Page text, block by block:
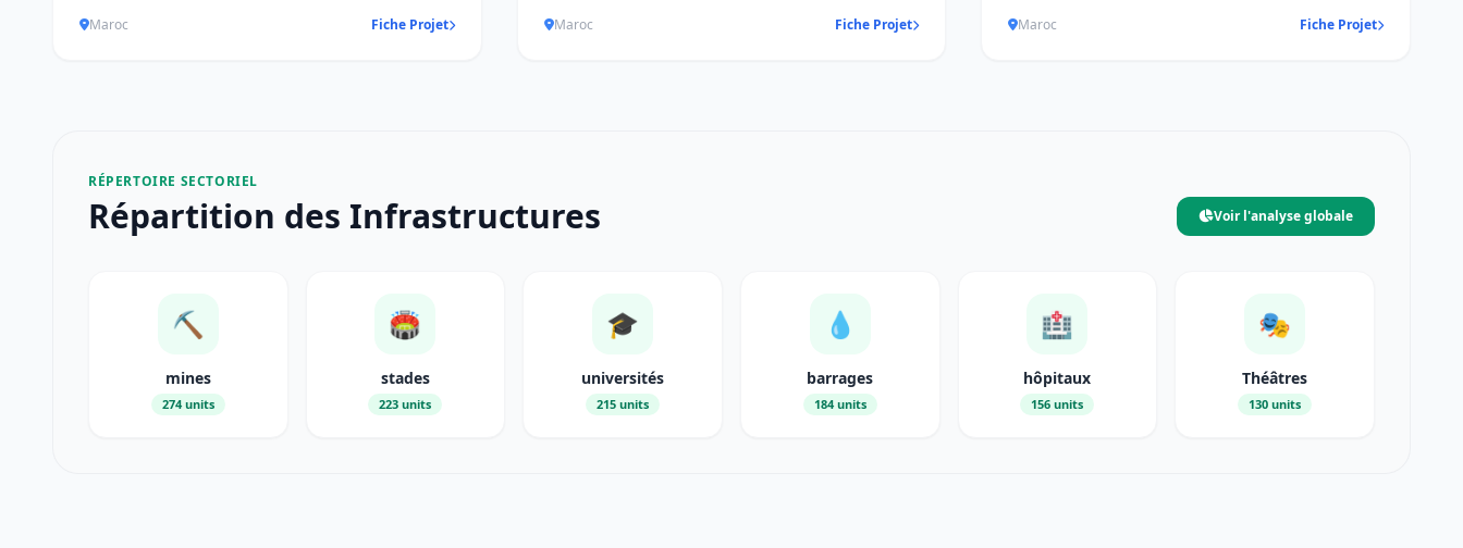
Maroc Fiche Projet Maroc Fiche Projet Maroc Fiche Projet
RÉPERTOIRE SECTORIEL
Répartition des Infrastructures Voir l'analyse globale
⛏️
mines
274 units
🏟️
stades
223 units
🎓
universités
215 units
💧
barrages
184 units
🏥
hôpitaux
156 units
🎭
Théâtres
130 units